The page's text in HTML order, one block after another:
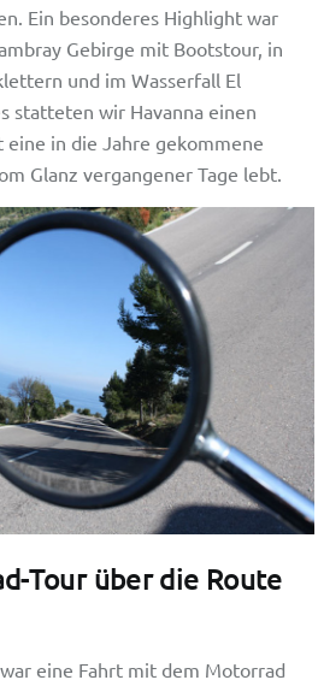
Ein besonderes Highlight war
Gebirge mit Bootstour, in
und im Wasserfall El
statteten wir Havanna einen
eine in die Jahre gekommene
Glanz vergangener Tage lebt.
Tour über die Route
eine Fahrt mit dem Motorrad